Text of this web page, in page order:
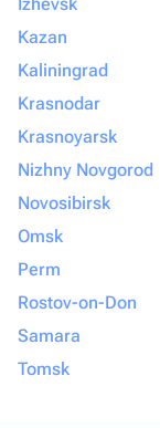
Kazan
Kaliningrad
Krasnodar
Krasnoyarsk
Nizhny Novgorod
Novosibirsk
Omsk
Perm
Rostov-on-Don
Samara
Tomsk